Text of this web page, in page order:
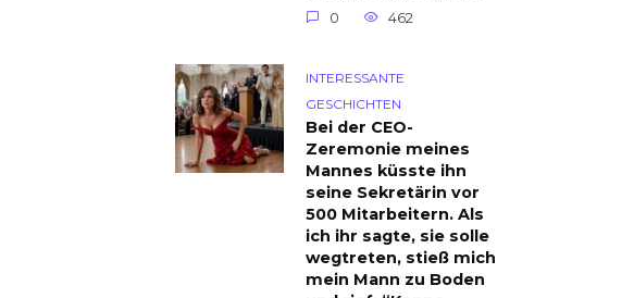
0
462
INTERESSANTE
GESCHICHTEN
Bei der CEO-
Zeremonie meines
Mannes küsste ihn
seine Sekretärin vor
500 Mitarbeitern. Als
ich ihr sagte, sie solle
wegtreten, stieß mich
mein Mann zu Boden